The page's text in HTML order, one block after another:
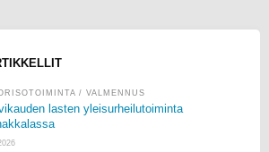
/VALMENNUS
lasten yleisurheilutoiminta